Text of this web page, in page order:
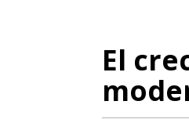
El